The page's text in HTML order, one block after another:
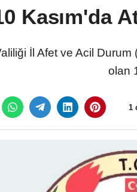
Kasım'da
İl Afet ve Acil Durum
olan
1